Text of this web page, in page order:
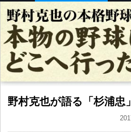
野村克也が語る「杉浦忠」